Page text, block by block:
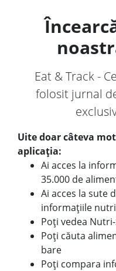
Eat & Track -
folosit jurnal
Uite doar câteva
aplicația:
Ai acces la
35.000 de
Ai acces la sute
informațiile
Poți vedea
Poți căuta
bare
Poți compara